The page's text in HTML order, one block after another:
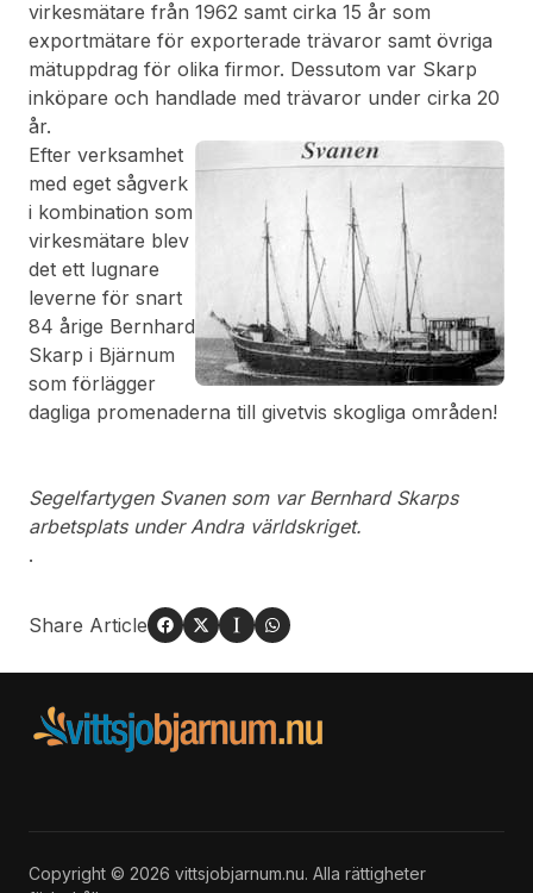
virkesmätare från 1962 samt cirka 15 år som
exportmätare för exporterade trävaror samt övriga
mätuppdrag för olika firmor. Dessutom var Skarp
inköpare och handlade med trävaror under cirka 20
år.
Efter verksamhet
med eget sågverk
i kombination som
virkesmätare blev
det ett lugnare
leverne för snart
84 årige Bernhard
Skarp i Bjärnum
som förlägger
dagliga promenaderna till givetvis skogliga områden!
Segelfartygen Svanen som var Bernhard Skarps
arbetsplats under Andra världskriget.
.
Share Article
Copyright © 2026 vittsjobjarnum.nu. Alla rättigheter